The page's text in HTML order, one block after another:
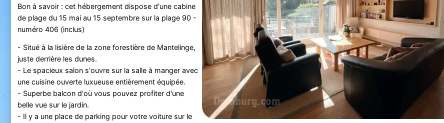
Bon à savoir : cet hébergement dispose d'une cabine
de plage du 15 mai au 15 septembre sur la plage 90 -
numéro 406 (inclus)
- Situé à la lisière de la zone forestière de Mantelinge,
juste derrière les dunes.
- Le spacieux salon s'ouvre sur la salle à manger avec
une cuisine ouverte luxueuse entièrement équipée.
- Superbe balcon d'où vous pouvez profiter d'une
belle vue sur le jardin.
- Il y a une place de parking pour votre voiture sur le